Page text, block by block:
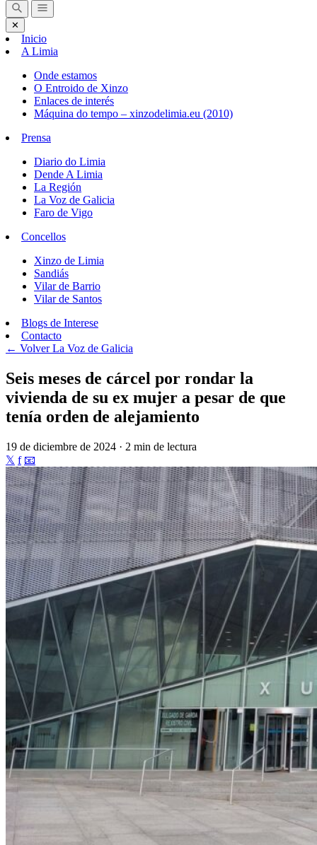
✕
Inicio
A Limia
Onde estamos
O Entroido de Xinzo
Enlaces de interés
Máquina do tempo – xinzodelimia.eu (2010)
Prensa
Diario do Limia
Dende A Limia
La Región
La Voz de Galicia
Faro de Vigo
Concellos
Xinzo de Limia
Sandiás
Vilar de Barrio
Vilar de Santos
Blogs de Interese
Contacto
← VolverLa Voz de Galicia
Seis meses de cárcel por rondar la
vivienda de su ex mujer a pesar de que
tenía orden de alejamiento
19 de diciembre de 2024 · 2 min de lectura
𝕏 f 📧